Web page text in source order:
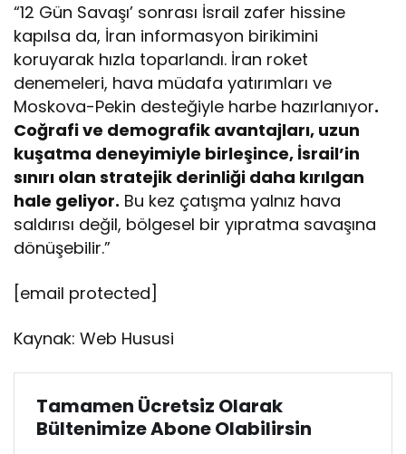
“12 Gün Savaşı’ sonrası İsrail zafer hissine
kapılsa da, İran informasyon birikimini
koruyarak hızla toparlandı. İran roket
denemeleri, hava müdafa yatırımları ve
Moskova-Pekin desteğiyle harbe hazırlanıyor.
Coğrafi ve demografik avantajları, uzun
kuşatma deneyimiyle birleşince, İsrail’in
sınırı olan stratejik derinliği daha kırılgan
hale geliyor. Bu kez çatışma yalnız hava
saldırısı değil, bölgesel bir yıpratma savaşına
dönüşebilir.”
[email protected]
Kaynak: Web Hususi
Tamamen Ücretsiz Olarak
Bültenimize Abone Olabilirsin